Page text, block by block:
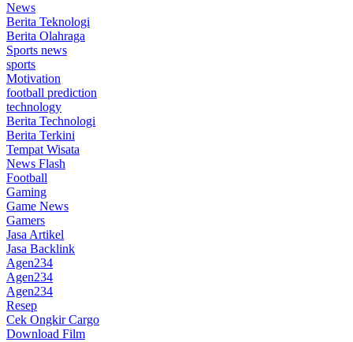
News
Berita Teknologi
Berita Olahraga
Sports news
sports
Motivation
football prediction
technology
Berita Technologi
Berita Terkini
Tempat Wisata
News Flash
Football
Gaming
Game News
Gamers
Jasa Artikel
Jasa Backlink
Agen234
Agen234
Agen234
Resep
Cek Ongkir Cargo
Download Film